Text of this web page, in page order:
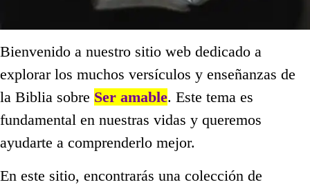
Bienvenido a nuestro sitio web dedicado a
explorar los muchos versículos y enseñanzas de
la Biblia sobre Ser amable. Este tema es
fundamental en nuestras vidas y queremos
ayudarte a comprenderlo mejor.
En este sitio, encontrarás una colección de